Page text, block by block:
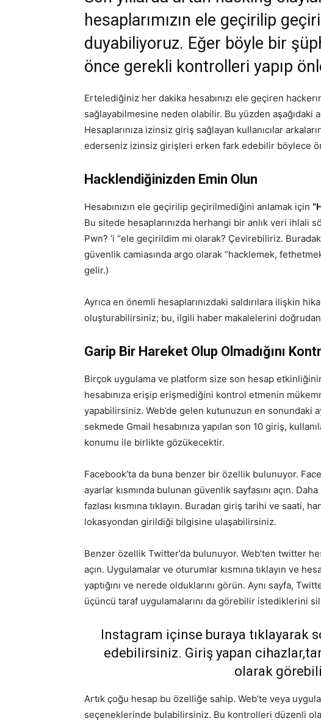
hesaplarımızın ele geçirilip
duyabiliyoruz. Eğer böyle bir
önce gerekli kontrolleri yapıp
Ertelediğiniz her dakika hesabınızı ele geçiren
sağlayabilmesine neden olabilir. Bu yüzden aşağıdaki
Hesaplarınıza izinsiz giriş sağlayan kullanıcılar
ederseniz izinsiz girişleri erken fark edebilir böylece
Hacklendiğinizden Emin Olun
Hesabınızın ele geçirilip geçirilmediğini anlamak için
Bu sitede hesaplarınızda herhangi bir anlık veri ihlali
Pwn? ‘i “ele geçirildim mi olarak? Çevirebiliriz.
güvenlik camiasında argo olarak “hacklemek,
gelir.)
Ayrıca en önemli hesaplarınızdaki saldırılara ilişkin
oluşturabilirsiniz; bu, ilgili haber makalelerini
Garip Bir Hareket Olup Olmadığını
Birçok uygulama ve platform size son hesap
hesabınıza erişip erişmediğini kontrol etmenin
yapabilirsiniz. Web’de gelen kutunuzun en sonundaki
sekmede Gmail hesabınıza yapılan son 10 giriş,
konumu ile birlikte gözükecektir.
Facebook’ta da buna benzer bir özellik bulunuyor.
ayarlar kısmında bulunan güvenlik sayfasını açın.
fazlası kısmına tıklayın. Buradan giriş tarihi ve saati,
lokasyondan girildiği bilgisine ulaşabilirsiniz.
Benzer özellik Twitter’da bulunuyor. Web’ten twitter
açın. Uygulamalar ve oturumlar kısmına tıklayın ve
yaptığını ve nerede olduklarını görün. Aynı sayfa,
üçüncü taraf uygulamalarını da görebilir istediklerini
Instagram içinse buraya tıklayarak
edebilirsiniz. Giriş yapan
olarak
Artık çoğu hesap bu özelliğe sahip. Web’te veya
seçeneklerinde bulabilirsiniz. Bu kontrolleri düzenli